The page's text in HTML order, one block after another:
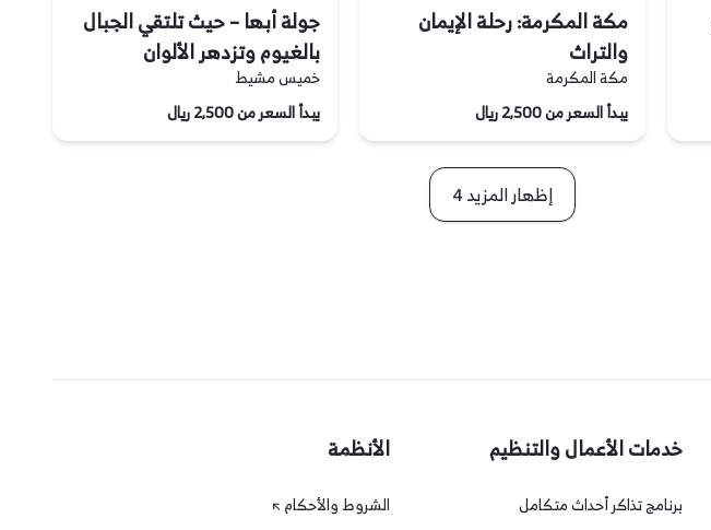
مكة المكرمة: رحلة الإيمان
والتراث
مكة المكرمة
يبدأ السعر من 2,500 ريال
جولة أبها – حيث تلتقي الجبال
بالغيوم وتزدهر الألوان
خميس مشيط
يبدأ السعر من 2,500 ريال
إظهار المزيد 4
خدمات الأعمال والتنظيم
برنامج تذاكر أحداث متكامل
الأنظمة
الشروط والأحكام